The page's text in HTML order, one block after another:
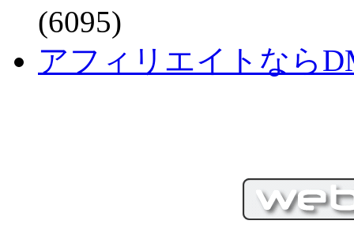
(6095)
アフィリエイトなら